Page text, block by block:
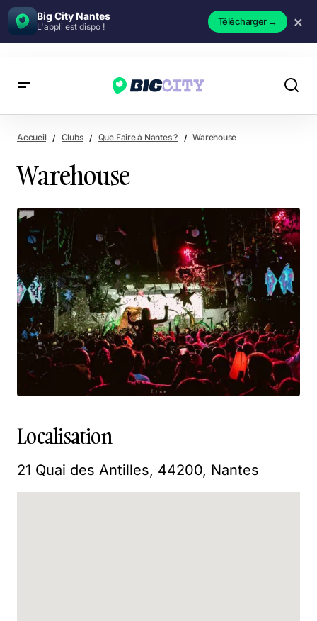
Big City Nantes
L'appli est dispo ! Télécharger→ ×
Accueil Clubs Que Faire à Nantes ? Warehouse
Warehouse
Localisation
21 Quai des Antilles, 44200, Nantes